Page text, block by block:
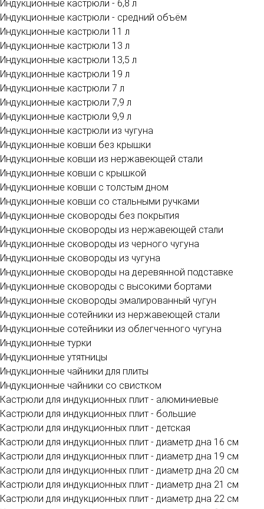
Индукционные кастрюли - 6,8 л
Индукционные кастрюли - средний объём
Индукционные кастрюли 11 л
Индукционные кастрюли 13 л
Индукционные кастрюли 13,5 л
Индукционные кастрюли 19 л
Индукционные кастрюли 7 л
Индукционные кастрюли 7,9 л
Индукционные кастрюли 9,9 л
Индукционные кастрюли из чугуна
Индукционные ковши без крышки
Индукционные ковши из нержавеющей стали
Индукционные ковши с крышкой
Индукционные ковши с толстым дном
Индукционные ковши со стальными ручками
Индукционные сковороды без покрытия
Индукционные сковороды из нержавеющей стали
Индукционные сковороды из черного чугуна
Индукционные сковороды из чугуна
Индукционные сковороды на деревянной подставке
Индукционные сковороды с высокими бортами
Индукционные сковороды эмалированный чугун
Индукционные сотейники из нержавеющей стали
Индукционные сотейники из облегченного чугуна
Индукционные турки
Индукционные утятницы
Индукционные чайники для плиты
Индукционные чайники со свистком
Кастрюли для индукционных плит - алюминиевые
Кастрюли для индукционных плит - большие
Кастрюли для индукционных плит - детская
Кастрюли для индукционных плит - диаметр дна 16 см
Кастрюли для индукционных плит - диаметр дна 19 см
Кастрюли для индукционных плит - диаметр дна 20 см
Кастрюли для индукционных плит - диаметр дна 21 см
Кастрюли для индукционных плит - диаметр дна 22 см